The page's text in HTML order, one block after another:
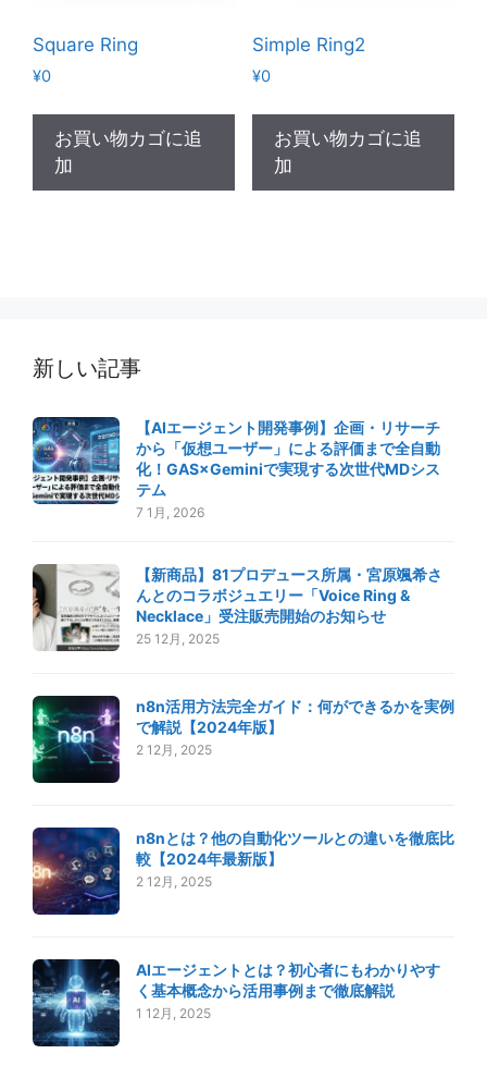
Square Ring
¥0
お買い物カゴに追
加
Simple Ring2
¥0
お買い物カゴに追
加
新しい記事
【AIエージェント開発事例】企画・リサーチ
から「仮想ユーザー」による評価まで全自動
化！GAS×Geminiで実現する次世代MDシス
テム
7 1月, 2026
【新商品】81プロデュース所属・宮原颯希さ
んとのコラボジュエリー「Voice Ring &
Necklace」受注販売開始のお知らせ
25 12月, 2025
n8n活用方法完全ガイド：何ができるかを実例
で解説【2024年版】
2 12月, 2025
n8nとは？他の自動化ツールとの違いを徹底比
較【2024年最新版】
2 12月, 2025
AIエージェントとは？初心者にもわかりやす
く基本概念から活用事例まで徹底解説
1 12月, 2025